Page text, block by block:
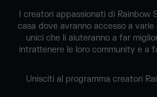
I creatori appassionati di Rainbow
casa dove avranno accesso a
unici che li aiuteranno a far
intrattenere le loro community e a
Unisciti al programma creatori